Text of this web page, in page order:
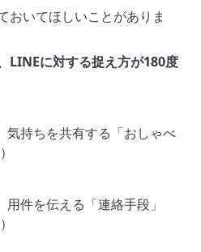
おいてほしいことがありま
LINEに対する捉え方が180度
気持ちを共有する「おしゃべ
用件を伝える「連絡手段」